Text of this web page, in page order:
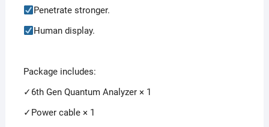
Penetrate stronger.
Human display.
Package includes:
✓6th Gen Quantum Analyzer × 1
✓Power cable × 1